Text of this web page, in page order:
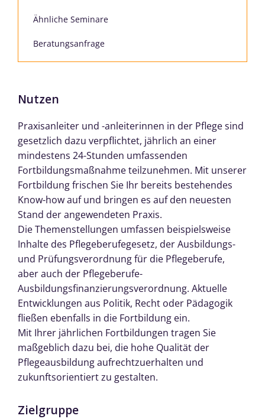
Ähnliche Seminare
Beratungsanfrage
Nutzen
Praxisanleiter und -anleiterinnen in der Pflege sind
gesetzlich dazu verpflichtet, jährlich an einer
mindestens 24-Stunden umfassenden
Fortbildungsmaßnahme teilzunehmen. Mit unserer
Fortbildung frischen Sie Ihr bereits bestehendes
Know-how auf und bringen es auf den neuesten
Stand der angewendeten Praxis.
Die Themenstellungen umfassen beispielsweise
Inhalte des Pflegeberufegesetz, der Ausbildungs-
und Prüfungsverordnung für die Pflegeberufe,
aber auch der Pflegeberufe-
Ausbildungsfinanzierungsverordnung. Aktuelle
Entwicklungen aus Politik, Recht oder Pädagogik
fließen ebenfalls in die Fortbildung ein.
Mit Ihrer jährlichen Fortbildungen tragen Sie
maßgeblich dazu bei, die hohe Qualität der
Pflegeausbildung aufrechtzuerhalten und
zukunftsorientiert zu gestalten.
Zielgruppe